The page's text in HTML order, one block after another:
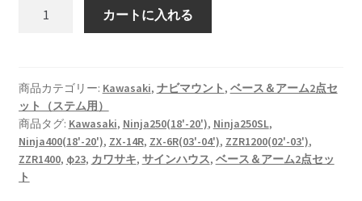
ア
ー
ム
2
点
セ
カートに入れる
商品カテゴリー: Kawasaki, ナビマウント , ベース＆アーム2点セ
ット（ステム用）
商品タグ: Kawasaki, Ninja250(18'-20'), Ninja250SL,
Ninja400(18'-20'), ZX-14R, ZX-6R(03'-04'), ZZR1200(02'-03'),
ZZR1400, φ23, カワサキ, サインハウス, ベース＆アーム2点セッ
ト